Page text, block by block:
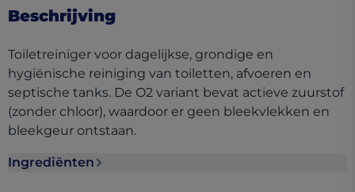
Beschrijving
Toiletreiniger voor dagelijkse, grondige en
hygiënische reiniging van toiletten, afvoeren en
septische tanks. De O2 variant bevat actieve zuurstof
(zonder chloor), waardoor er geen bleekvlekken en
bleekgeur ontstaan.
Ingrediënten